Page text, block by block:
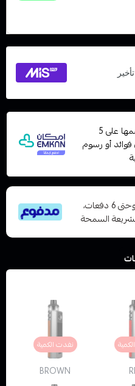
وقسّمها على 5
أو رسوم
قسم دفعاتك بطريقة ميسرة إلى 4 وحتى 6 دفعات،
السمحة
نفدت الكمية
BROWN